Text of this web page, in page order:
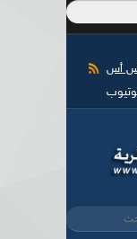
أس
البحث